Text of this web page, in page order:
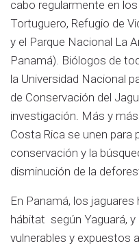
cabo regularmente en
Tortuguero, Refugio de
y el Parque Nacional La
Panamá). Biólogos de
la Universidad Nacional
de Conservación del
investigación. Más y
Costa Rica se unen
conservación y la
disminución de la
En Panamá, los jaguares
hábitat según Yaguará,
vulnerables y expuestos